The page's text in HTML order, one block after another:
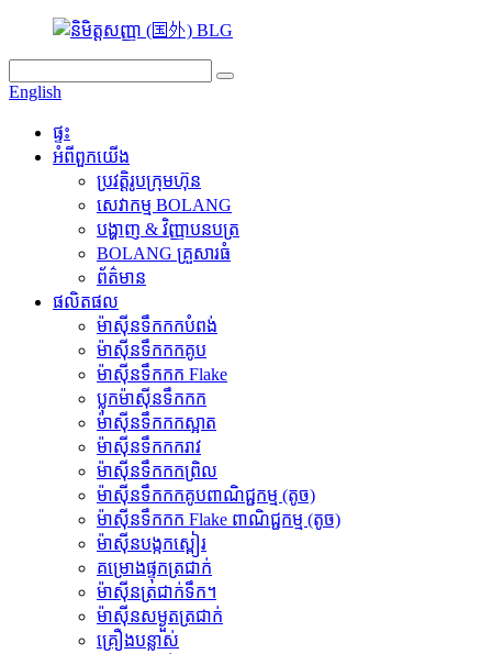
English
ផ្ទះ
អំពីពួកយើង
ប្រវត្តិរូបក្រុមហ៊ុន
សេវាកម្ម BOLANG
បង្ហាញ & វិញ្ញាបនបត្រ
BOLANG គ្រួសារធំ
ព័ត៌មាន
ផលិតផល
ម៉ាស៊ីនទឹកកកបំពង់
ម៉ាស៊ីនទឹកកកគូប
ម៉ាស៊ីនទឹកកក Flake
ប្លុកម៉ាស៊ីនទឹកកក
ម៉ាស៊ីនទឹកកកស្អាត
ម៉ាស៊ីនទឹកកករាវ
ម៉ាស៊ីនទឹកកកព្រិល
ម៉ាស៊ីនទឹកកកគូបពាណិជ្ជកម្ម (តូច)
ម៉ាស៊ីនទឹកកក Flake ពាណិជ្ជកម្ម (តូច)
ម៉ាស៊ីនបង្កកស្ពៀរ
គម្រោងផ្ទុកត្រជាក់
ម៉ាស៊ីនត្រជាក់ទឹក។
ម៉ាស៊ីនសម្ងួតត្រជាក់
គ្រឿងបន្លាស់